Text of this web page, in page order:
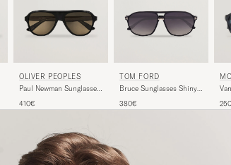
OLIVER PEOPLES
Paul Newman Sunglasses
410€
TOM FORD
Bruce Sunglasses Shiny
380€